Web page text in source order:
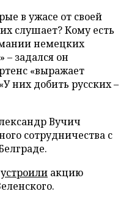
в ужасе от своей
слушает? Кому есть
немецких
– задался он
«выражает
них добить русских –
Вучич
сотрудничества с
устроили акцию